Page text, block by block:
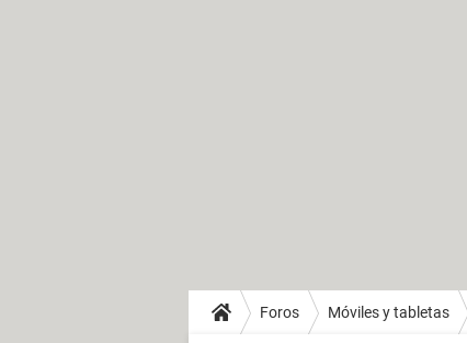
Foros Móviles y tabletas